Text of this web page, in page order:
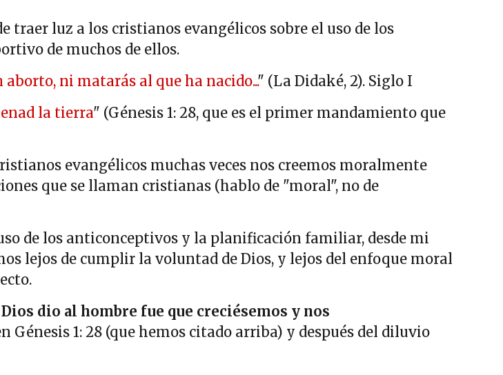
traer luz a los cristianos evangélicos sobre el uso de los
de muchos de ellos.
ni matarás al que ha nacido..." (La Didaké, 2). Siglo I
la tierra" (Génesis 1: 28, que es el primer mandamiento que
evangélicos muchas veces nos creemos moralmente
que se llaman cristianas (hablo de "moral", no de
de los anticonceptivos y la planificación familiar, desde mi
lejos de cumplir la voluntad de Dios, y lejos del enfoque moral
dio al hombre fue que creciésemos y nos
Génesis 1: 28 (que hemos citado arriba) y después del diluvio